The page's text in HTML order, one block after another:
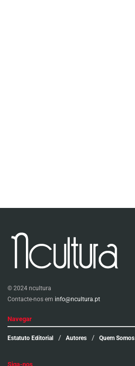
© 2024 ncultura
Contacte-nos em info@ncultura.pt
Navegar
Estatuto Editorial Autores Quem Somos
Siga-nos